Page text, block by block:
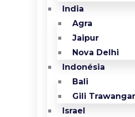
India
Agra
Jaipur
Nova Delhi
Indonésia
Bali
Gili
Israel